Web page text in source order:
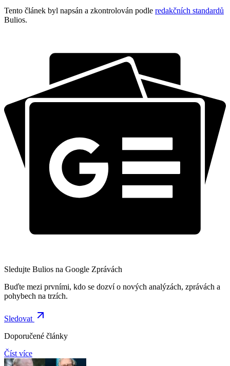
Tento článek byl napsán a zkontrolován podle redakčních standardů
Bulios.
Sledujte Bulios na Google Zprávách
Buďte mezi prvními, kdo se dozví o nových analýzách, zprávách a
pohybech na trzích.
Sledovat
Doporučené články
Číst více